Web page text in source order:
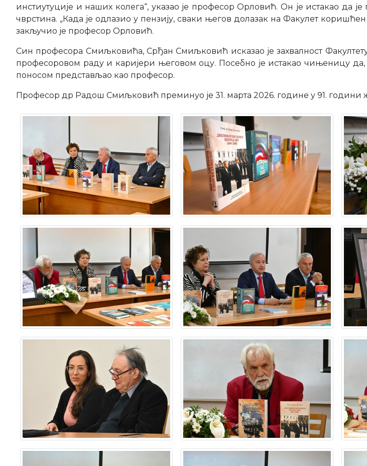
инстиутуције и наших колега“, указао је професор Орловић. Он је истакао да
чврстина. „Када је одлазио у пензију, сваки његов долазак на Факулет
закључио је професор Орловић.
Син професора Смиљковића, Срђан Смиљковић исказао је захвалност
професоровом раду и каријери његовом оцу. Посебно је истакао чињеницу
поносом представљао као професор.
Професор др Радош Смиљковић преминуо је 31. марта 2026. године у 91. години